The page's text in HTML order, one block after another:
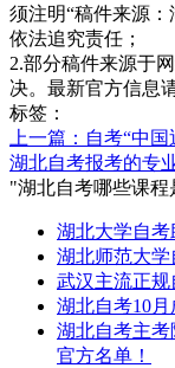
须注明“稿件来源：
依法追究责任；
2.部分稿件来源于
决。最新官方信息
标签：
上一篇：自考“中
湖北自考报考的专
"湖北自考哪些课
湖北大学自考
湖北师范大学
武汉主流正
湖北自考10月
湖北自考主
官方名单！